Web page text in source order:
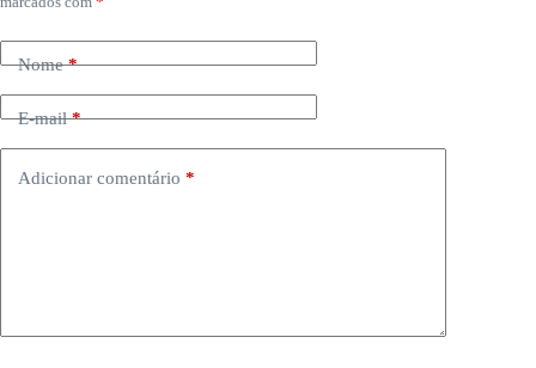
Nome*
E-mail*
Adicionar comentário *